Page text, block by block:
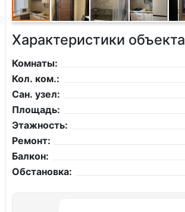
Характеристики объекта
Комнаты:
Кол. ком.:
Сан. узел:
Площадь:
Этажность:
Ремонт:
Балкон:
Обстановка: